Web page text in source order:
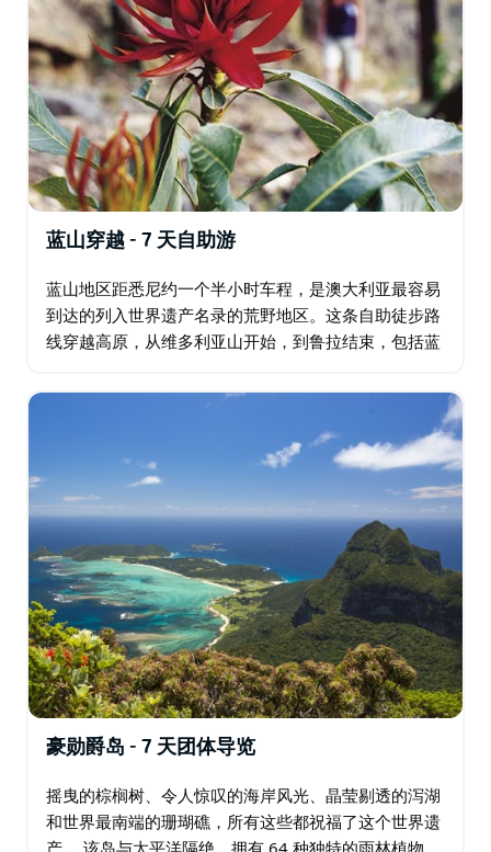
蓝山穿越 - 7 天自助游
蓝山地区距悉尼约一个半小时车程，是澳大利亚最容易
到达的列入世界遗产名录的荒野地区。这条自助徒步路
线穿越高原，从维多利亚山开始，到鲁拉结束，包括蓝
众多壮丽的景色和亮点，包括新娘面纱瀑布…
豪勋爵岛 - 7 天团体导览
摇曳的棕榈树、令人惊叹的海岸风光、晶莹剔透的泻湖
和世界最南端的珊瑚礁，所有这些都祝福了这个世界遗
产。 该岛与太平洋隔绝，拥有 64 种独特的雨林植物、